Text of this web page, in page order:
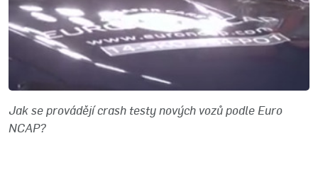
Jak se provádějí crash testy nových vozů podle Euro
NCAP?